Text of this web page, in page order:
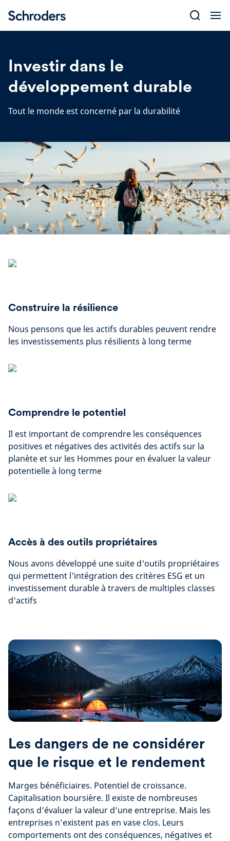
content
Investir dans le
développement durable
Tout le monde est concerné par la durabilité
Construire la résilience
Nous pensons que les actifs durables peuvent rendre
les investissements plus résilients à long terme
Comprendre le potentiel
Il est important de comprendre les conséquences
positives et négatives des activités des actifs sur la
planète et sur les Hommes pour en évaluer la valeur
potentielle à long terme
Accès à des outils propriétaires
Nous avons développé une suite d'outils propriétaires
qui permettent l'intégration des critères ESG et un
investissement durable à travers de multiples classes
d'actifs
Les dangers de ne considérer
que le risque et le rendement
Marges bénéficiaires. Potentiel de croissance.
Capitalisation boursière. Il existe de nombreuses
façons d’évaluer la valeur d’une entreprise. Mais les
entreprises n’existent pas en vase clos. Leurs
comportements ont des conséquences, négatives et